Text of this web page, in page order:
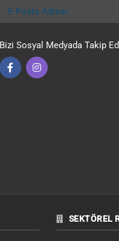
E-Posta Adresi
Bizi Sosyal Medyada Takip
SEKTÖREL